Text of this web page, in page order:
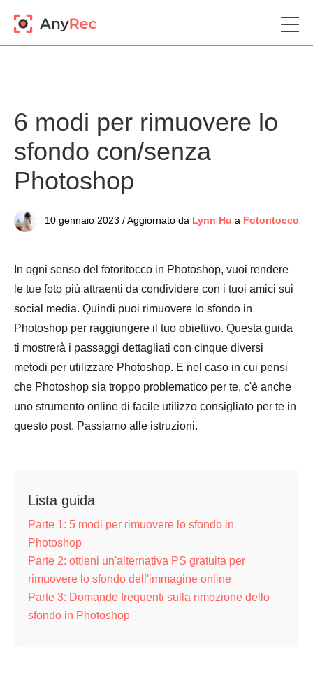
6 modi per rimuovere lo
sfondo con/senza
Photoshop
10 gennaio 2023 / Aggiornato da Lynn Hu a Fotoritocco
In ogni senso del fotoritocco in Photoshop, vuoi rendere
le tue foto più attraenti da condividere con i tuoi amici sui
social media. Quindi puoi rimuovere lo sfondo in
Photoshop per raggiungere il tuo obiettivo. Questa guida
ti mostrerà i passaggi dettagliati con cinque diversi
metodi per utilizzare Photoshop. E nel caso in cui pensi
che Photoshop sia troppo problematico per te, c'è anche
uno strumento online di facile utilizzo consigliato per te in
questo post. Passiamo alle istruzioni.
Lista guida
Parte 1: 5 modi per rimuovere lo sfondo in
Photoshop
Parte 2: ottieni un'alternativa PS gratuita per
rimuovere lo sfondo dell'immagine online
Parte 3: Domande frequenti sulla rimozione dello
sfondo in Photoshop